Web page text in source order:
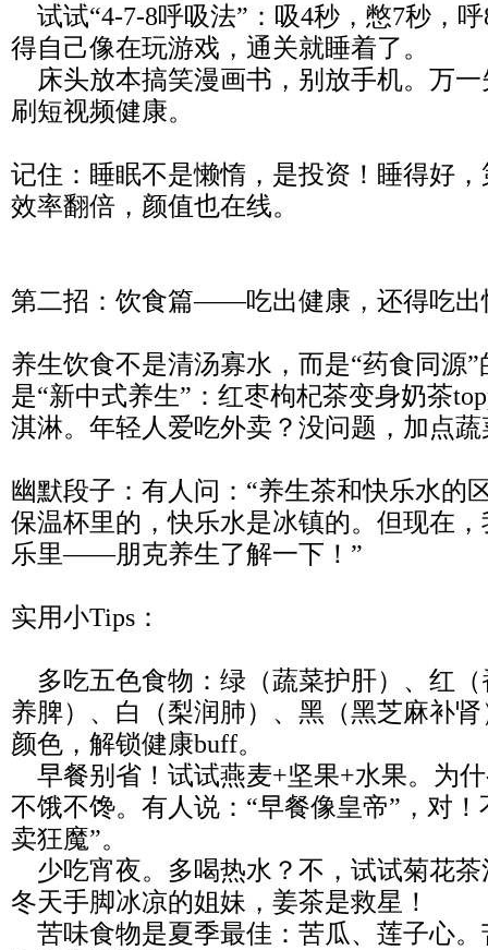
试试“4-7-8呼吸法”：吸4秒，憋7秒，
得自己像在玩游戏，通关就睡着了。
床头放本搞笑漫画书，别放手机。万
刷短视频健康。
记住：睡眠不是懒惰，是投资！睡得好
效率翻倍，颜值也在线。
第二招：饮食篇——吃出健康，还得吃出
养生饮食不是清汤寡水，而是“药食同源”
是“新中式养生”：红枣枸杞茶变身奶茶
淇淋。年轻人爱吃外卖？没问题，加点
幽默段子：有人问：“养生茶和快乐水的
保温杯里的，快乐水是冰镇的。但现在
乐里——朋克养生了解一下！”
实用小Tips：
多吃五色食物：绿（蔬菜护肝）、红
养脾）、白（梨润肺）、黑（黑芝麻补
颜色，解锁健康buff。
早餐别省！试试燕麦+坚果+水果。为
不饿不馋。有人说：“早餐像皇帝”，对
卖狂魔”。
少吃宵夜。多喝热水？不，试试菊花
冬天手脚冰凉的姐妹，姜茶是救星！
苦味食物是夏季最佳：苦瓜、莲子心